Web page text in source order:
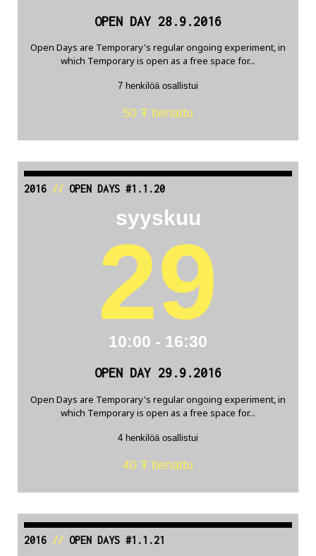
OPEN DAY 28.9.2016
Open Days are Temporary's regular ongoing experiment, in
which Temporary is open as a free space for...
7 henkilöä osallistui
50 Ŧ tienattu
2016// OPEN DAYS #1.1.20
syyskuu
29
10:00 - 16:30
OPEN DAY 29.9.2016
Open Days are Temporary's regular ongoing experiment, in
which Temporary is open as a free space for...
4 henkilöä osallistui
40 Ŧ tienattu
2016// OPEN DAYS #1.1.21